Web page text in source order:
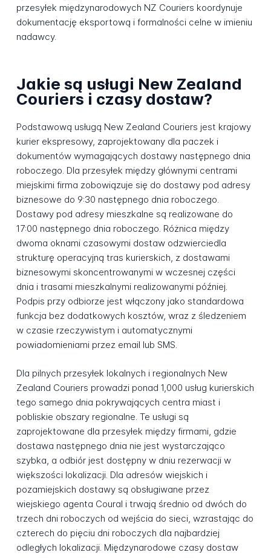
przesyłek międzynarodowych NZ Couriers koordynuje
dokumentację eksportową i formalności celne w imieniu
nadawcy.
Jakie są usługi New Zealand
Couriers i czasy dostaw?
Podstawową usługą New Zealand Couriers jest krajowy
kurier ekspresowy, zaprojektowany dla paczek i
dokumentów wymagających dostawy następnego dnia
roboczego. Dla przesyłek między głównymi centrami
miejskimi firma zobowiązuje się do dostawy pod adresy
biznesowe do 9:30 następnego dnia roboczego.
Dostawy pod adresy mieszkalne są realizowane do
17:00 następnego dnia roboczego. Różnica między
dwoma oknami czasowymi dostaw odzwierciedla
strukturę operacyjną tras kurierskich, z dostawami
biznesowymi skoncentrowanymi w wczesnej części
dnia i trasami mieszkalnymi realizowanymi później.
Podpis przy odbiorze jest włączony jako standardowa
funkcja bez dodatkowych kosztów, wraz z śledzeniem
w czasie rzeczywistym i automatycznymi
powiadomieniami przez email lub SMS.
Dla pilnych przesyłek lokalnych i regionalnych New
Zealand Couriers prowadzi ponad 1,000 usług kurierskich
tego samego dnia pokrywających centra miast i
pobliskie obszary regionalne. Te usługi są
zaprojektowane dla przesyłek między firmami, gdzie
dostawa następnego dnia nie jest wystarczająco
szybka, a odbiór jest dostępny w dniu rezerwacji w
większości lokalizacji. Dla adresów wiejskich i
pozamiejskich dostawy są obsługiwane przez
wiejskiego agenta Coural i trwają średnio od dwóch do
trzech dni roboczych od wejścia do sieci, wzrastając do
czterech do pięciu dni roboczych dla najbardziej
odległych lokalizacji. Międzynarodowe czasy dostaw